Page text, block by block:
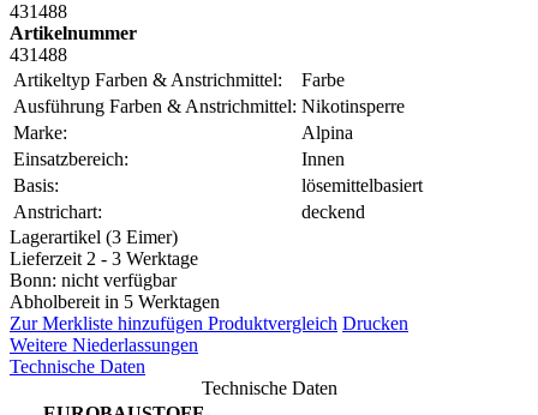
431488
Artikelnummer
431488
Artikeltyp Farben & Anstrichmittel:
Farbe
Ausführung Farben & Anstrichmittel: Nikotinsperre
Marke:
Alpina
Einsatzbereich:
Innen
Basis:
lösemittelbasiert
Anstrichart:
deckend
Lagerartikel (3 Eimer)
Lieferzeit 2 - 3 Werktage
Bonn: nicht verfügbar
Abholbereit in 5 Werktagen
Zur Merkliste hinzufügen Produktvergleich Drucken
Weitere Niederlassungen
Technische Daten
Technische Daten